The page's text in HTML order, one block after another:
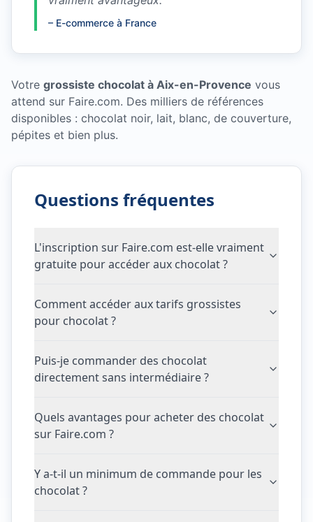
– E-commerce à France
Votre grossiste chocolat à Aix-en-Provence vous
attend sur Faire.com. Des milliers de références
disponibles : chocolat noir, lait, blanc, de couverture,
pépites et bien plus.
Questions fréquentes
L'inscription sur Faire.com est-elle vraiment
gratuite pour accéder aux chocolat ?
Comment accéder aux tarifs grossistes
pour chocolat ?
Puis-je commander des chocolat
directement sans intermédiaire ?
Quels avantages pour acheter des chocolat
sur Faire.com ?
Y a-t-il un minimum de commande pour les
chocolat ?